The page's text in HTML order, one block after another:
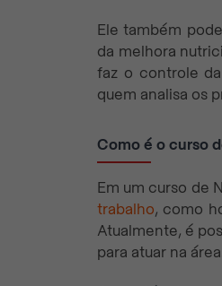
Ele também
da melhora
faz o controle
quem analisa os
Como é o curso
Em um curso de
trabalho, como
Atualmente, é
para atuar na